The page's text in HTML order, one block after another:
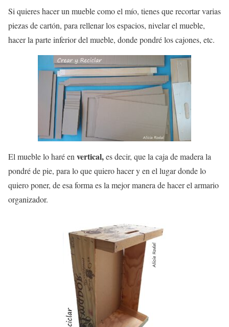
Si quieres hacer un mueble como el mío, tienes que recortar varias
piezas de cartón, para rellenar los espacios, nivelar el mueble,
hacer la parte inferior del mueble, donde pondré los cajones, etc.
El mueble lo haré en vertical,es decir, que la caja de madera la
pondré de pie, para lo que quiero hacer y en el lugar donde lo
quiero poner, de esa forma es la mejor manera de hacer el armario
organizador.